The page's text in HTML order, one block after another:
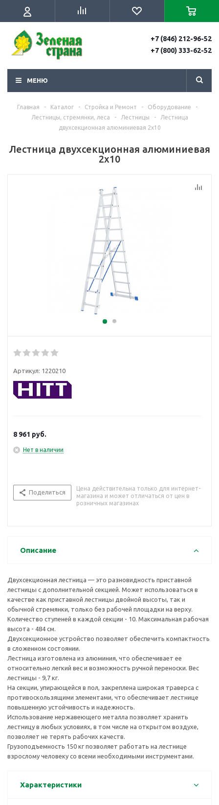
+7 (846) 212-96-52
+7 (800) 333-62-52
МЕНЮ
Главная - Каталог - Стройка и Ремонт - Оборудование
-
Лестницы, стремянки, леса
- Лестницы -
Лестница
двухсекционная алюминиевая 2х10
Лестница двухсекционная алюминиевая
2х10
Артикул: 1220210
8 961 руб.
Нет в наличии
Поделиться
Цена действительна только для интернет-
магазина и может отличаться от цен в
розничных магазинах
Описание
Двухсекционная лестница — это разновидность приставной
лестницы с дополнительной секцией. Может использоваться в
качестве как приставной лестницы двойной высоты, так и
обычной стремянки, только без рабочей площадки на верху.
Количество ступеней в каждой секции - 10. Максимальная рабочая
высота - 484 см.
Двухсекционное устройство позволяет обеспечить компактность
в сложенном состоянии.
Лестница изготовлена из алюминия, что обеспечивает ее
относительно легкий вес и возможность ручной переноски. Вес
лестницы - 9,7 кг.
На секции, упирающейся в пол, закреплена широкая траверса с
противоскользящими элементами, что обеспечивает лестнице
повышенную устойчивость и надежность.
Использование нержавеющего металла позволяет хранить
лестницу в любых условиях, в том числе на открытом воздухе,
позволяет не терять рабочих качеств.
Грузоподъемность 150 кг позволяет работать на лестнице
взрослому человеку со всеми необходимыми инструментами.
Характеристики